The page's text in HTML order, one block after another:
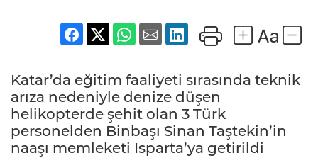
Katar’da eğitim faaliyeti sırasında teknik
arıza nedeniyle denize düşen
helikopterde şehit olan 3 Türk
personelden Binbaşı Sinan Taştekin’in
naaşı memleketi Isparta’ya getirildi